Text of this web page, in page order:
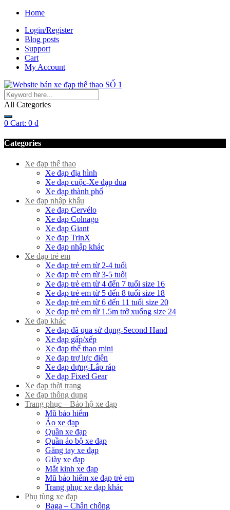
Home
Login/Register
Blog posts
Support
Cart
My Account
All Categories
0 Cart: 0 ₫
Categories
Xe đạp thể thao
Xe đạp địa hình
Xe đạp cuộc-Xe đạp đua
Xe đạp thành phố
Xe đạp nhập khẩu
Xe đạp Cervélo
Xe đạp Colnago
Xe đạp Giant
Xe đạp TrinX
Xe đạp nhập khác
Xe đạp trẻ em
Xe đạp trẻ em từ 2-4 tuổi
Xe đạp trẻ em từ 3-5 tuổi
Xe đạp trẻ em từ 4 đến 7 tuổi size 16
Xe đạp trẻ em từ 5 đến 8 tuổi size 18
Xe đạp trẻ em từ 6 đến 11 tuổi size 20
Xe đạp trẻ em từ 1.5m trở xuống size 24
Xe đạp khác
Xe đạp đã qua sử dụng-Second Hand
Xe đạp gấp/xếp
Xe đạp thể thao mini
Xe đạp trợ lực điện
Xe đạp dựng-Lắp ráp
Xe đạp Fixed Gear
Xe đạp thời trang
Xe đạp thông dụng
Trang phục – Bảo hộ xe đạp
Mũ bảo hiểm
Áo xe đạp
Quần xe đạp
Quần áo bộ xe đạp
Găng tay xe đạp
Giày xe đạp
Mắt kinh xe đạp
Mũ bảo hiểm xe đạp trẻ em
Trang phục xe đạp khác
Phụ tùng xe đạp
Baga – Chân chống